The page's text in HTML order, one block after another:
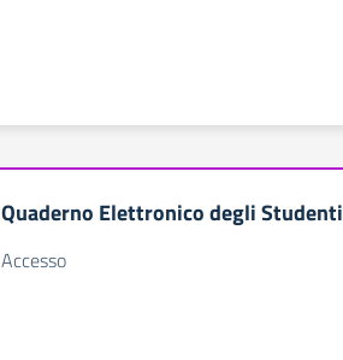
Quaderno Elettronico degli Studenti
Accesso